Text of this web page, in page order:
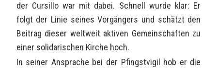
der Cursillo war mit dabei. Schnell wurde klar: Er
folgt der Linie seines Vorgängers und schätzt den
Beitrag dieser weltweit aktiven Gemeinschaften zu
einer solidarischen Kirche hoch.
In seiner Ansprache bei der Pfingstvigil hob er die